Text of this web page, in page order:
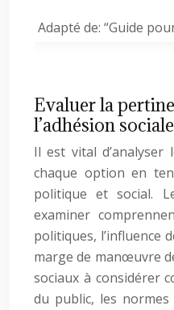
Adapté de: “Guide
Evaluer la
l’adhésion sociale
Il est vital d’analyser
chaque option en
politique et social.
examiner
politiques, l’influence
marge de manœuvre
sociaux à considérer
du public, les